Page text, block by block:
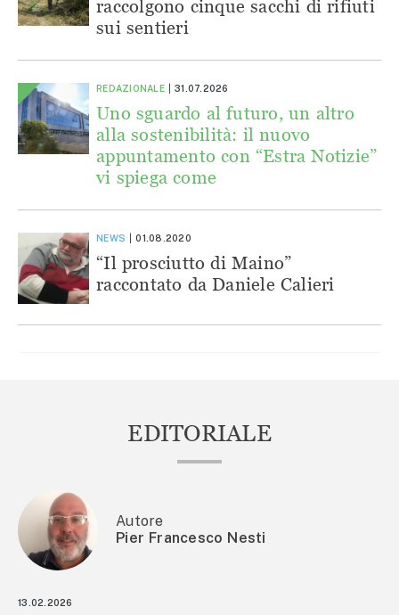
raccolgono cinque sacchi di rifiuti
sui sentieri
REDAZIONALE 31.07.2026
Uno sguardo al futuro, un altro
alla sostenibilità: il nuovo
appuntamento con “Estra Notizie”
vi spiega come
NEWS 01.08.2020
“Il prosciutto di Maino”
raccontato da Daniele Calieri
EDITORIALE
Autore
Pier Francesco Nesti
13.02.2026